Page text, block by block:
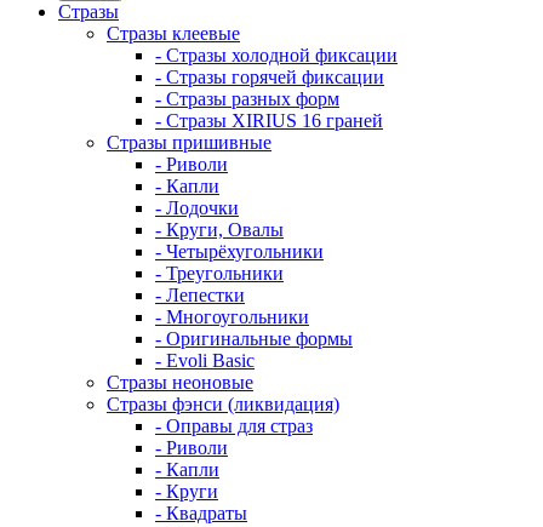
Стразы
Стразы клеевые
- Стразы холодной фиксации
- Стразы горячей фиксации
- Стразы разных форм
- Стразы XIRIUS 16 граней
Стразы пришивные
- Риволи
- Капли
- Лодочки
- Круги, Овалы
- Четырёхугольники
- Треугольники
- Лепестки
- Многоугольники
- Оригинальные формы
- Evoli Basic
Стразы неоновые
Стразы фэнси (ликвидация)
- Оправы для страз
- Риволи
- Капли
- Круги
- Квадраты